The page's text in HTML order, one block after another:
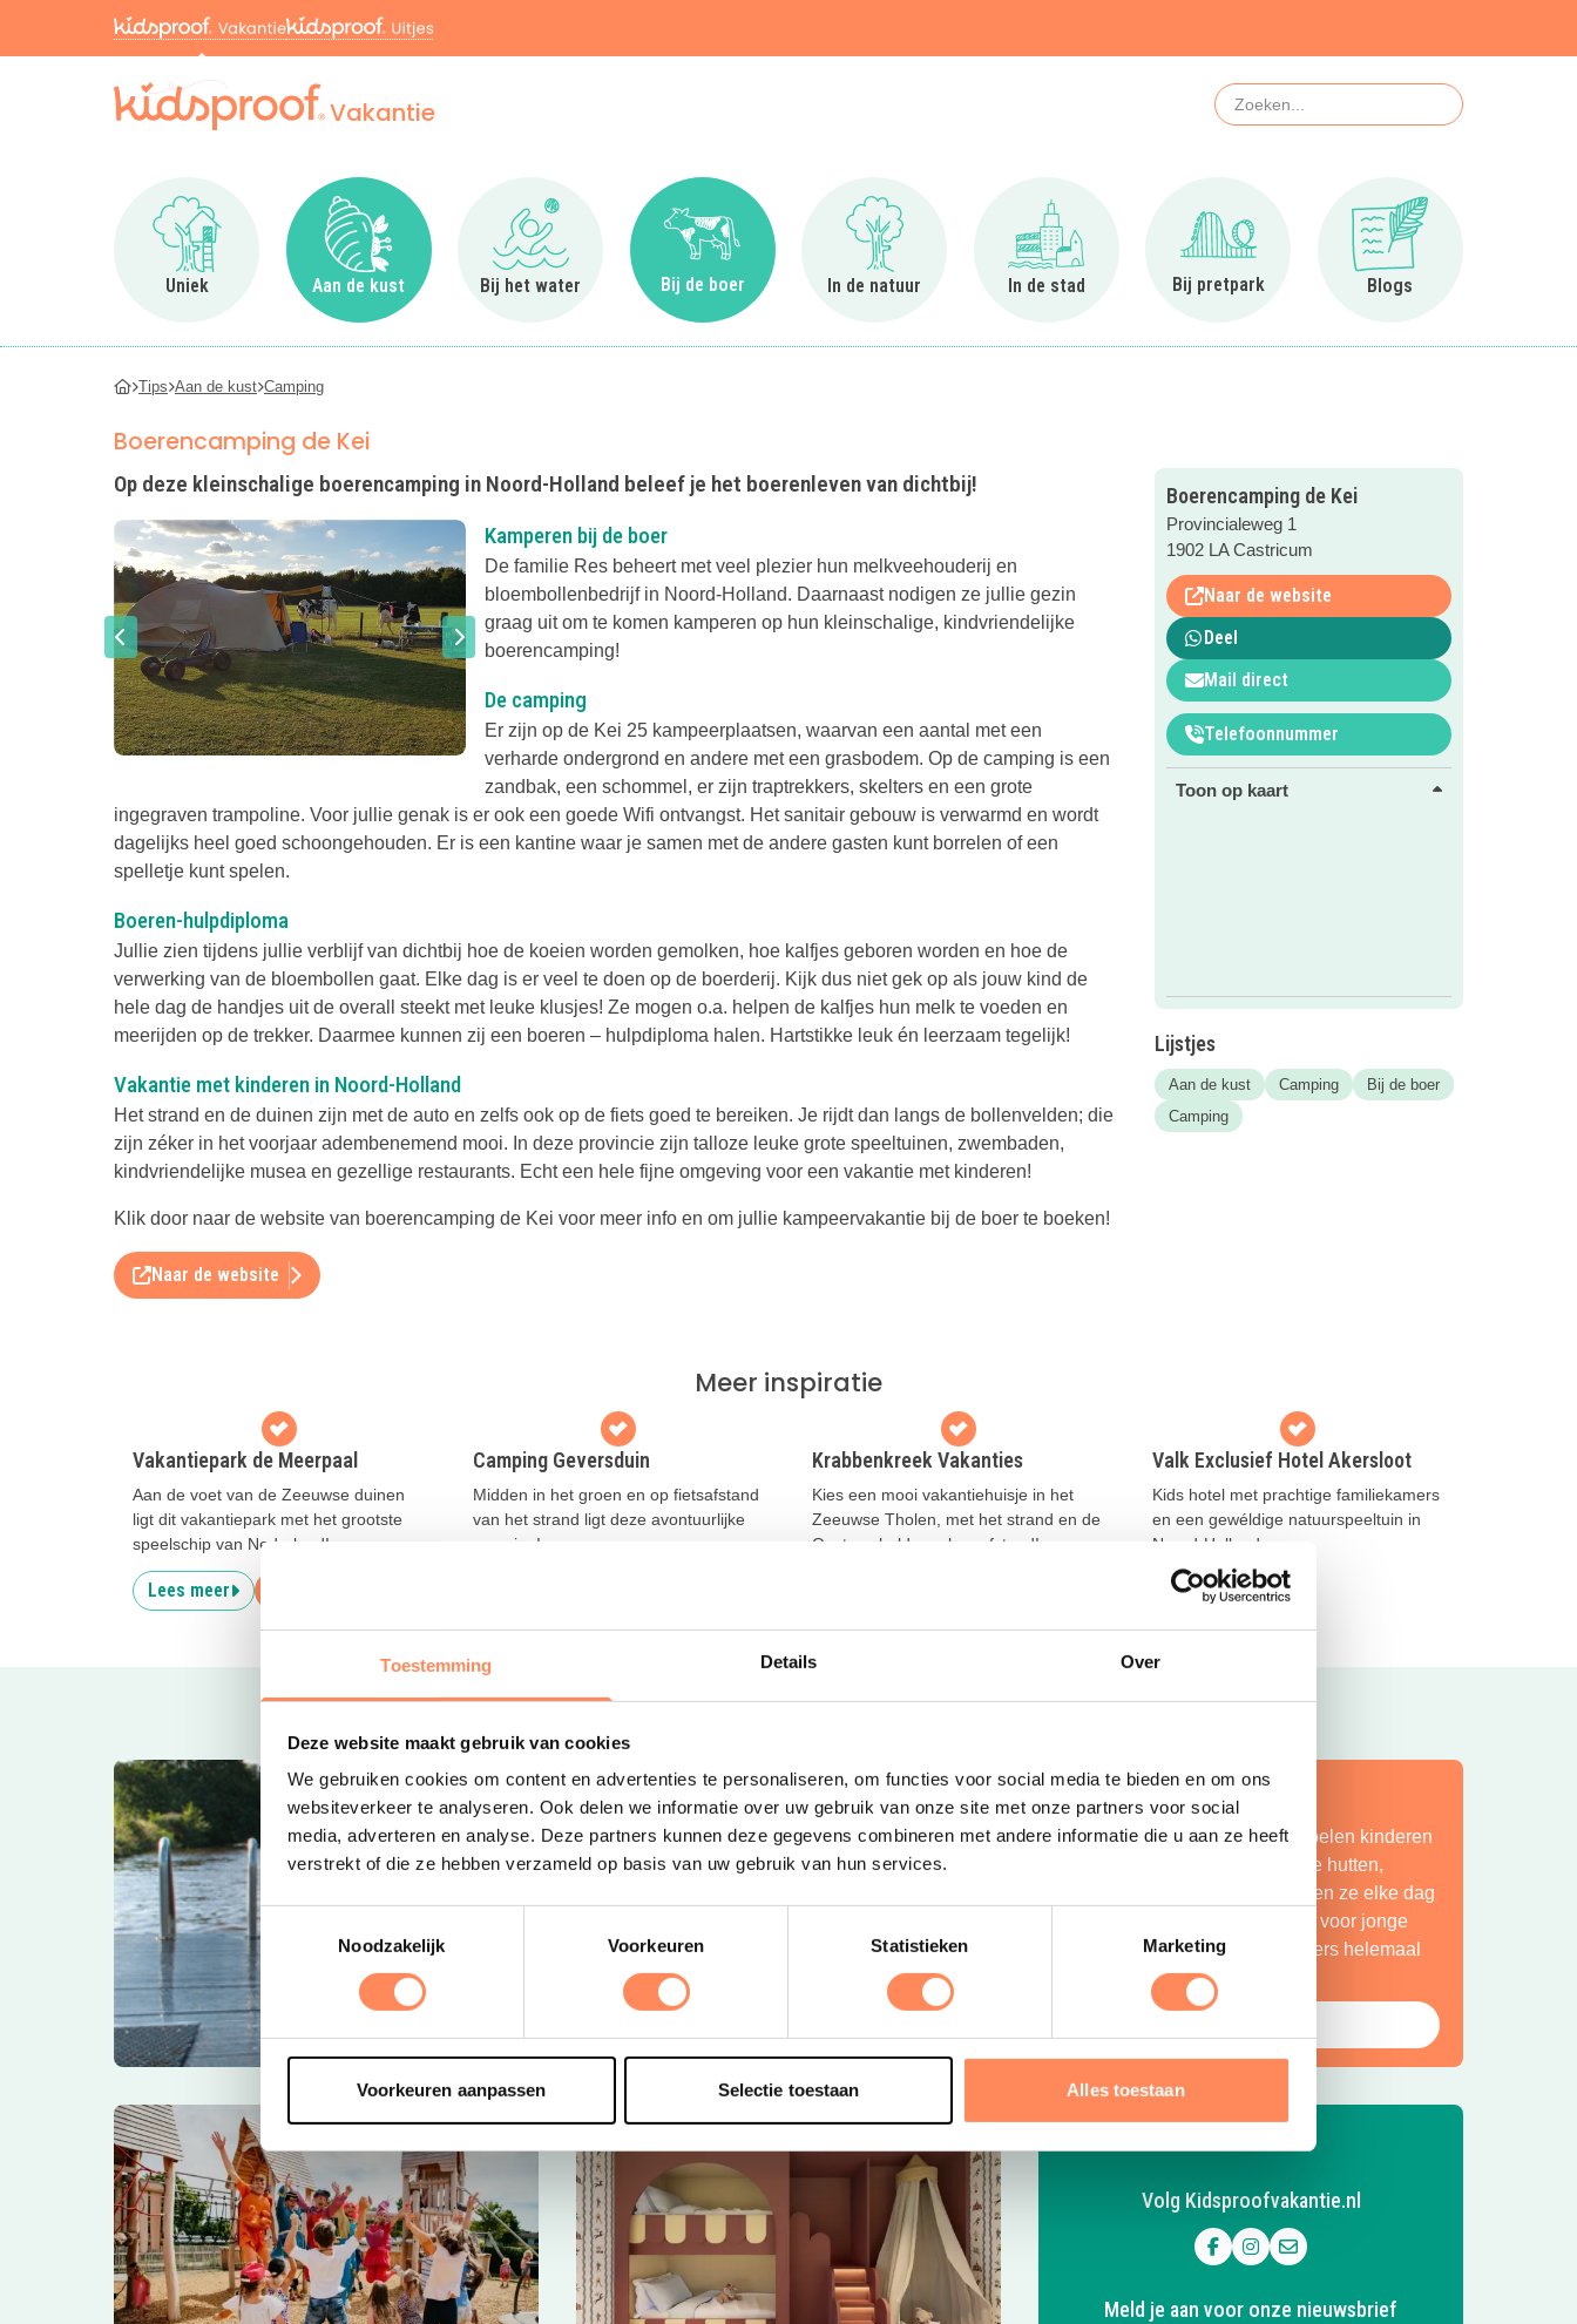
Toestemming Details Over
Deze website maakt gebruik van cookies
We gebruiken cookies om content en advertenties te personaliseren, om functies voor social media te bieden en om ons
websiteverkeer te analyseren. Ook delen we informatie over uw gebruik van onze site met onze partners voor social
media, adverteren en analyse. Deze partners kunnen deze gegevens combineren met andere informatie die u aan ze heeft
verstrekt of die ze hebben verzameld op basis van uw gebruik van hun services.
Toestemmingsselectie
Noodzakelijk
Voorkeuren Statistieken Marketing
Voorkeuren aanpassen Selectie toestaan Alles toestaan
Vakantie Zoeken
Uniek
Ga naar Uniek
Aan de kust
Ga naar Aan de kust
Bij het water
Ga naar Bij het water
Bij de boer
Ga naar Bij de boer
In de natuur
Ga naar In de natuur
In de stad
Ga naar In de stad
Bij pretpark
Ga naar Bij pretpark
Blogs
Ga naar Blogs
Tips Aan de kust Camping
Boerencamping de Kei
Op deze kleinschalige boerencamping in Noord-Holland beleef je het boerenleven van dichtbij!
Kamperen bij de boer
De familie Res beheert met veel plezier hun melkveehouderij en
bloembollenbedrijf in Noord-Holland. Daarnaast nodigen ze jullie gezin
graag uit om te komen kamperen op hun kleinschalige, kindvriendelijke
boerencamping!
De camping
Er zijn op de Kei 25 kampeerplaatsen, waarvan een aantal met een
verharde ondergrond en andere met een grasbodem. Op de camping is een
zandbak, een schommel, er zijn traptrekkers, skelters en een grote
ingegraven trampoline. Voor jullie genak is er ook een goede Wifi ontvangst. Het sanitair gebouw is verwarmd en wordt
dagelijks heel goed schoongehouden. Er is een kantine waar je samen met de andere gasten kunt borrelen of een
spelletje kunt spelen.
Boeren-hulpdiploma
Jullie zien tijdens jullie verblijf van dichtbij hoe de koeien worden gemolken, hoe kalfjes geboren worden en hoe de
verwerking van de bloembollen gaat. Elke dag is er veel te doen op de boerderij. Kijk dus niet gek op als jouw kind de
hele dag de handjes uit de overall steekt met leuke klusjes! Ze mogen o.a. helpen de kalfjes hun melk te voeden en
meerijden op de trekker. Daarmee kunnen zij een boeren – hulpdiploma halen. Hartstikke leuk én leerzaam tegelijk!
Vakantie met kinderen in Noord-Holland
Het strand en de duinen zijn met de auto en zelfs ook op de fiets goed te bereiken. Je rijdt dan langs de bollenvelden; die
zijn zéker in het voorjaar adembenemend mooi. In deze provincie zijn talloze leuke grote speeltuinen, zwembaden,
kindvriendelijke musea en gezellige restaurants. Echt een hele fijne omgeving voor een vakantie met kinderen!
Klik door naar de website van boerencamping de Kei voor meer info en om jullie kampeervakantie bij de boer te boeken!
Naar de website
Boerencamping de Kei
Provincialeweg 1
1902 LA Castricum
Naar de website
Deel
Mail direct
Telefoonnummer
Toon op kaart
Lijstjes
Aan de kust Camping
Bij de boer
Camping
Meer inspiratie
Vakantiepark de Meerpaal
Aan de voet van de Zeeuwse duinen
ligt dit vakantiepark met het grootste
speelschip van Nederland!
Lees meer
Camping Geversduin
Midden in het groen en op fietsafstand
van het strand ligt deze avontuurlijke
camping!
Krabbenkreek Vakanties
Kies een mooi vakantiehuisje in het
Zeeuwse Tholen, met het strand en de
Oosterschelde op loopafstand!
Valk Exclusief Hotel Akersloot
Kids hotel met prachtige familiekamers
en een gewéldige natuurspeeltuin in
Noord-Holland
Lees meer
Dít is vakantie op z’n mooist!
Bij Camping Huttopia De Roos spelen kinderen
eindeloos in de natuur, bouwen ze hutten,
spetteren ze in de Vecht en beleven ze elke dag
een nieuw avontuur. Een paradijs voor jonge
ontdekkers én een plek waar ouders helemaal
tot rust komen.
Volg Kidsproofvakantie.nl
Volg ons op Facebook
Volg ons op Instagram
Mail ons
Meld je aan voor onze nieuwsbrief